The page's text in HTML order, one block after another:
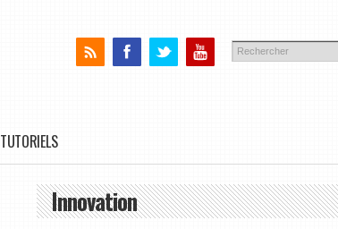
TUTORIELS
Innovation